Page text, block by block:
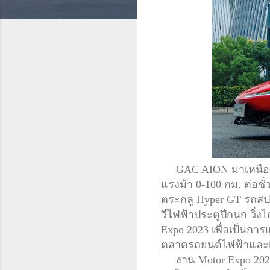
GAC AION มาเหนือ
แรงม้า 0-100 กม. ต่อ
ตระกลู Hyper GT รถ
วีไฟฟ้าประตูปีกนก วิ่งไ
Expo 2023 เพื่อเป็นก
ตลาดรถยนต์ไฟฟ้าแล
งาน Motor Expo